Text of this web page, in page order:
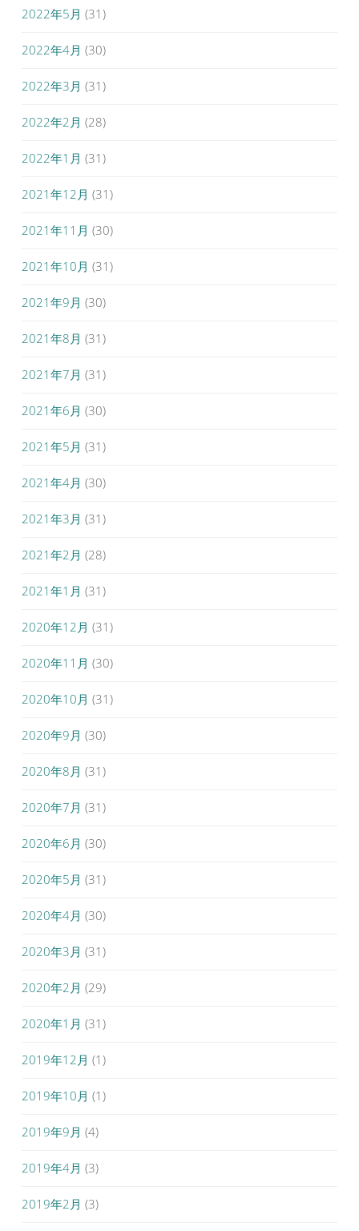
2022年5月 (31)
2022年4月 (30)
2022年3月 (31)
2022年2月 (28)
2022年1月 (31)
2021年12月 (31)
2021年11月 (30)
2021年10月 (31)
2021年9月 (30)
2021年8月 (31)
2021年7月 (31)
2021年6月 (30)
2021年5月 (31)
2021年4月 (30)
2021年3月 (31)
2021年2月 (28)
2021年1月 (31)
2020年12月 (31)
2020年11月 (30)
2020年10月 (31)
2020年9月 (30)
2020年8月 (31)
2020年7月 (31)
2020年6月 (30)
2020年5月 (31)
2020年4月 (30)
2020年3月 (31)
2020年2月 (29)
2020年1月 (31)
2019年12月 (1)
2019年10月 (1)
2019年9月 (4)
2019年4月 (3)
2019年2月 (3)